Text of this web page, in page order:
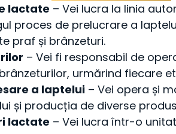
lactate – Vei lucra la linia
proces de prelucrare a
praf și brânzeturi.
– Vei fi responsabil de
urmărind fiecare
a laptelui– Vei opera și
și producția de diverse
lactate – Vei lucra într-o